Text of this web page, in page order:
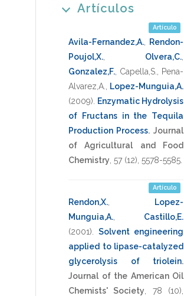
Artículos
Artículo
Avila-Fernandez,A.
Rendon-
Poujol,X.
Olvera,C.
Gonzalez,F. Capella,S.
Pena-
Alvarez,A.
Lopez-Munguia,A.
(2009) Enzymatic Hydrolysis
of Fructans in the Tequila
Production Process. Journal
of Agricultural and Food
Chemistry 57 (12), 5578-5585
Artículo
Rendon,X.
Lopez-
Munguia,A.
Castillo,E.
(2001)
Solvent engineering
applied to lipase-catalyzed
glycerolysis of triolein.
Journal of the American Oil
Chemists' Society
78 (10),